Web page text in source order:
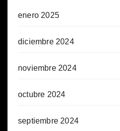
enero 2025
diciembre 2024
noviembre 2024
octubre 2024
septiembre 2024